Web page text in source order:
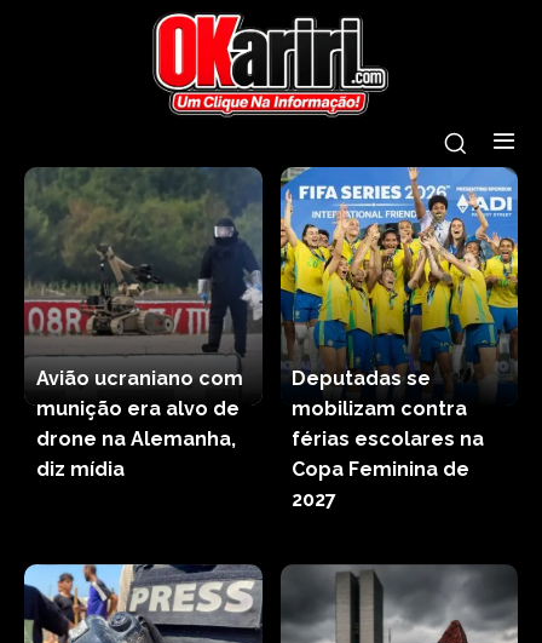
Avião ucraniano com
munição era alvo de
drone na Alemanha,
diz mídia
Deputadas se
mobilizam contra
férias escolares na
Copa Feminina de
2027